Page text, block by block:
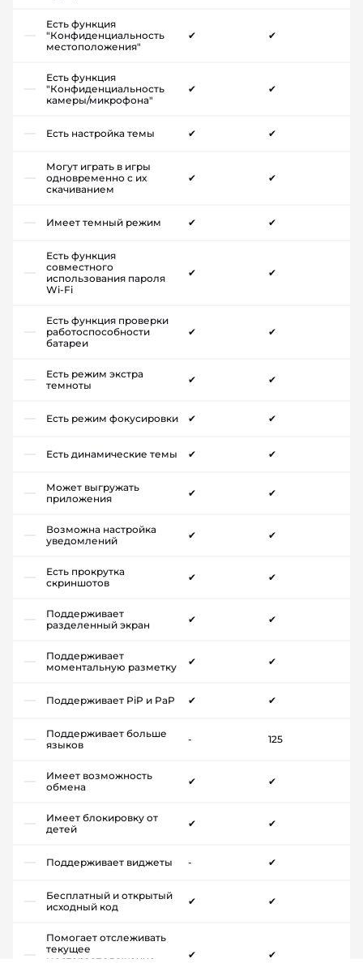
Есть функция
"Конфиденциальность
местоположения"
✔ ✔
Есть функция
"Конфиденциальность
камеры/микрофона"
✔ ✔
Есть настройка темы ✔ ✔
Могут играть в игры
одновременно с их
скачиванием
✔ ✔
Имеет темный режим ✔ ✔
Есть функция
совместного
использования пароля
Wi-Fi
✔ ✔
Есть функция проверки
работоспособности
батареи
✔ ✔
Есть режим экстра
темноты
✔ ✔
Есть режим фокусировки ✔ ✔
Есть динамические темы ✔ ✔
Может выгружать
приложения
✔ ✔
Возможна настройка
уведомлений
✔ ✔
Есть прокрутка
скриншотов
✔ ✔
Поддерживает
разделенный экран
✔ ✔
Поддерживает
моментальную разметку
✔ ✔
Поддерживает PiP и PaP ✔ ✔
Поддерживает больше
языков
- 125
Имеет возможность
обмена
✔ ✔
Имеет блокировку от
детей
✔ ✔
Поддерживает виджеты - ✔
Бесплатный и открытый
исходный код
✔ ✔
Помогает отслеживать
текущее
месторасположение
✔ ✔